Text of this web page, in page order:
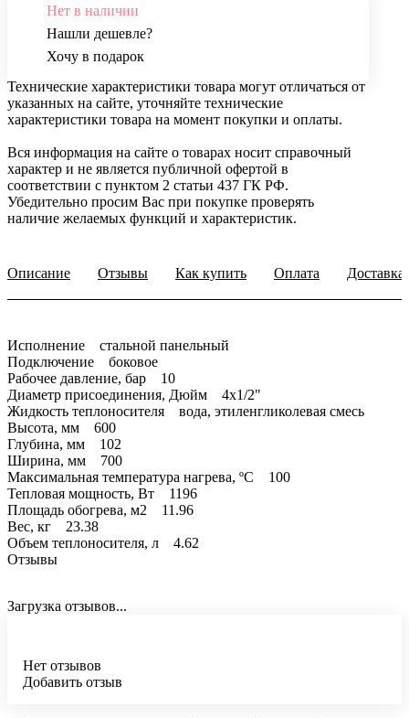
Нет в наличии
Нашли дешевле?
Хочу в подарок
Технические характеристики товара могут отличаться от
указанных на сайте, уточняйте технические
характеристики товара на момент покупки и оплаты.
Вся информация на сайте о товарах носит справочный
характер и не является публичной офертой в
соответствии с пунктом 2 статьи 437 ГК РФ.
Убедительно просим Вас при покупке проверять
наличие желаемых функций и характеристик.
Описание Отзывы Как купить Оплата Доставка
Исполнение стальной панельный
Подключение боковое
Рабочее давление, бар 10
Диаметр присоединения, Дюйм 4x1/2"
Жидкость теплоносителя вода, этиленгликолевая смесь
Высота, мм 600
Глубина, мм 102
Ширина, мм 700
Максимальная температура нагрева, ºC 100
Тепловая мощность, Вт 1196
Площадь обогрева, м2 11.96
Вес, кг 23.38
Объем теплоносителя, л 4.62
Отзывы
Загрузка отзывов...
Нет отзывов
Добавить отзыв